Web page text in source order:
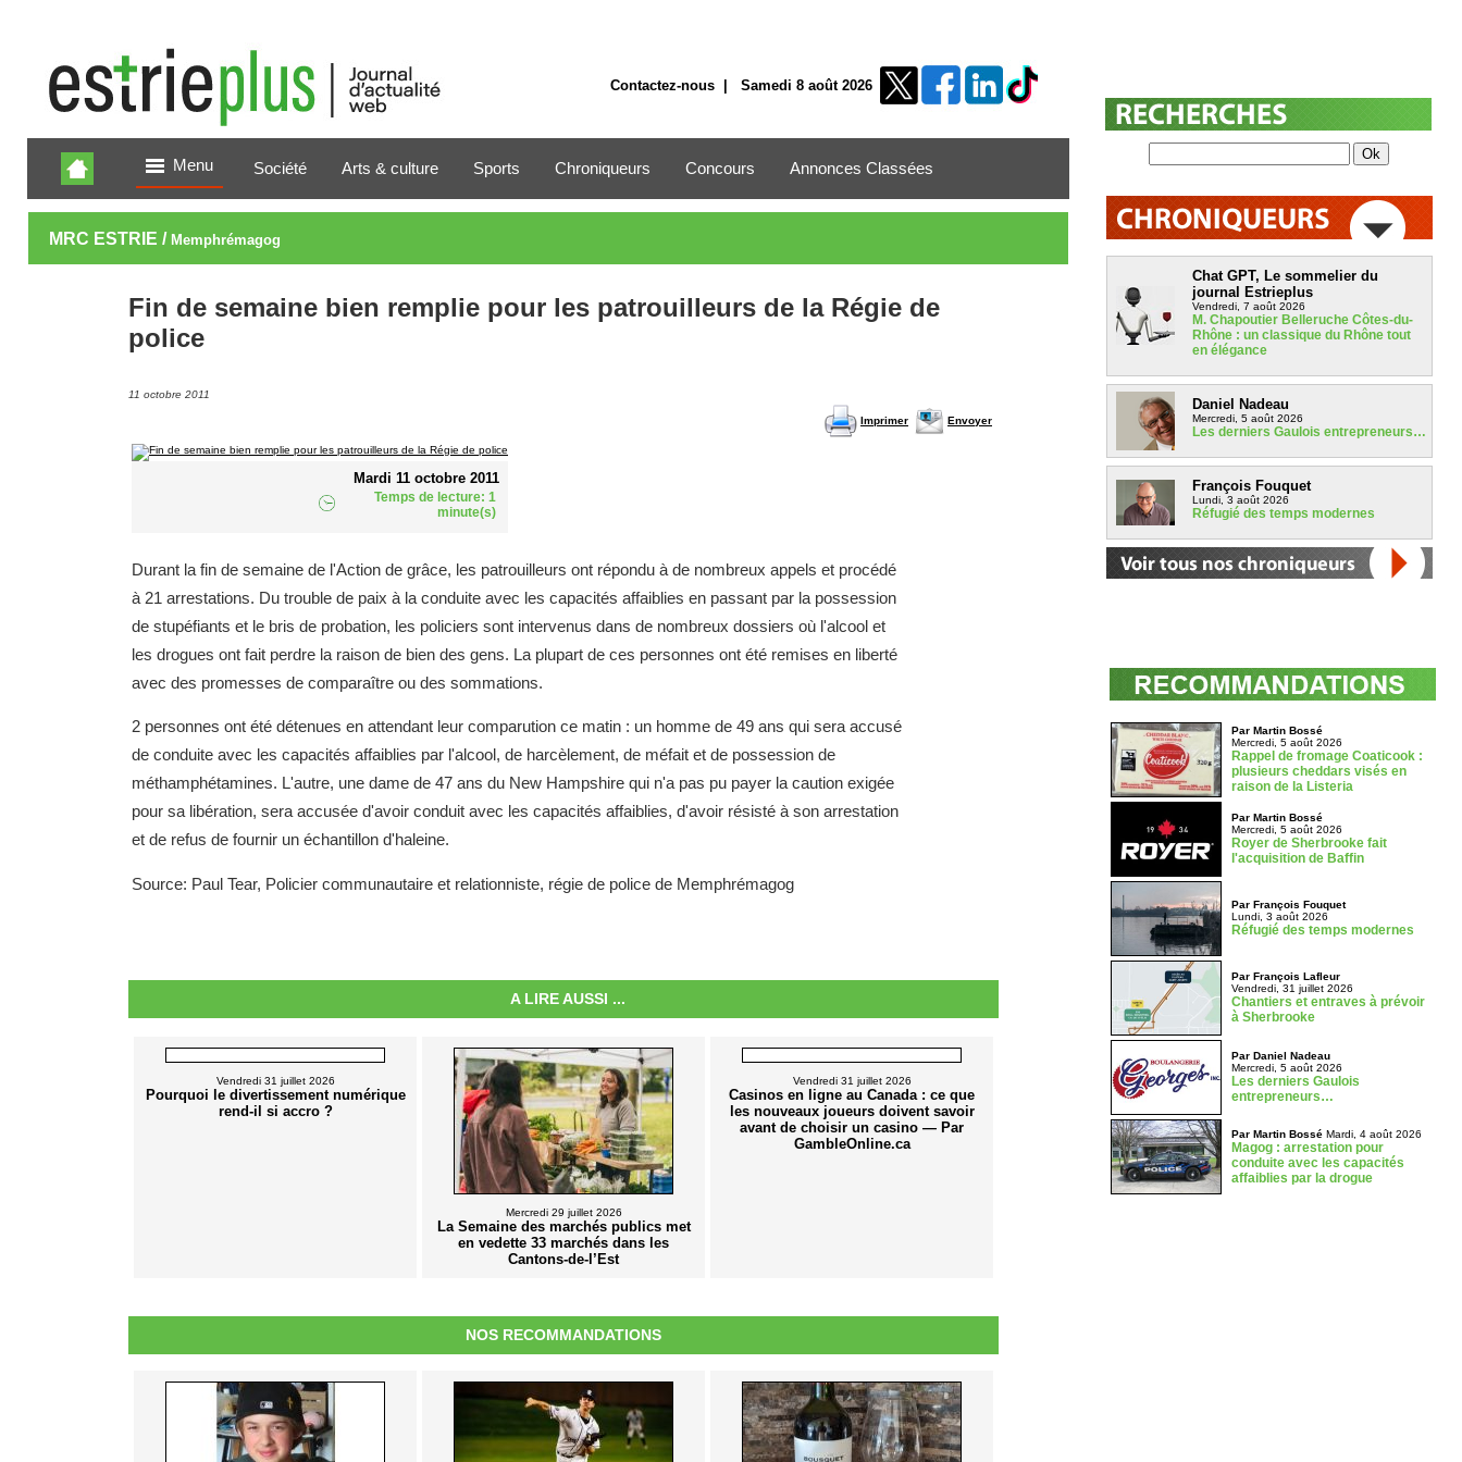
Contactez-nous| Samedi 8 août 2026
Menu Société Arts & culture Sports Chroniqueurs Concours Annonces Classées
MRC ESTRIE / Memphrémagog
Fin de semaine bien remplie pour les patrouilleurs de la Régie de
police
11 octobre 2011
Imprimer Envoyer
Mardi 11 octobre 2011
Temps de lecture: 1
minute(s)
Durant la fin de semaine de l'Action de grâce, les patrouilleurs ont répondu à de nombreux appels et procédé
à 21 arrestations. Du trouble de paix à la conduite avec les capacités affaiblies en passant par la possession
de stupéfiants et le bris de probation, les policiers sont intervenus dans de nombreux dossiers où l'alcool et
les drogues ont fait perdre la raison de bien des gens. La plupart de ces personnes ont été remises en liberté
avec des promesses de comparaître ou des sommations.
2 personnes ont été détenues en attendant leur comparution ce matin : un homme de 49 ans qui sera accusé
de conduite avec les capacités affaiblies par l'alcool, de harcèlement, de méfait et de possession de
méthamphétamines. L'autre, une dame de 47 ans du New Hampshire qui n'a pas pu payer la caution exigée
pour sa libération, sera accusée d'avoir conduit avec les capacités affaiblies, d'avoir résisté à son arrestation
et de refus de fournir un échantillon d'haleine.
Source: Paul Tear, Policier communautaire et relationniste, régie de police de Memphrémagog
A LIRE AUSSI ...
Vendredi 31 juillet 2026
Pourquoi le divertissement numérique
rend-il si accro ?
Mercredi 29 juillet 2026
La Semaine des marchés publics met
en vedette 33 marchés dans les
Cantons-de-l’Est
Vendredi 31 juillet 2026
Casinos en ligne au Canada : ce que
les nouveaux joueurs doivent savoir
avant de choisir un casino — Par
GambleOnline.ca
NOS RECOMMANDATIONS
Chat GPT, Le sommelier du
journal Estrieplus
Vendredi, 7 août 2026
M. Chapoutier Belleruche Côtes-du-
Rhône : un classique du Rhône tout
en élégance
Daniel Nadeau
Mercredi, 5 août 2026
Les derniers Gaulois entrepreneurs…
François Fouquet
Lundi, 3 août 2026
Réfugié des temps modernes
Par Martin Bossé
Mercredi, 5 août 2026
Rappel de fromage Coaticook :
plusieurs cheddars visés en
raison de la Listeria
Par Martin Bossé
Mercredi, 5 août 2026
Royer de Sherbrooke fait
l'acquisition de Baffin
Par François Fouquet
Lundi, 3 août 2026
Réfugié des temps modernes
Par François Lafleur
Vendredi, 31 juillet 2026
Chantiers et entraves à prévoir
à Sherbrooke
Par Daniel Nadeau
Mercredi, 5 août 2026
Les derniers Gaulois
entrepreneurs…
Par Martin BosséMardi, 4 août 2026
Magog : arrestation pour
conduite avec les capacités
affaiblies par la drogue